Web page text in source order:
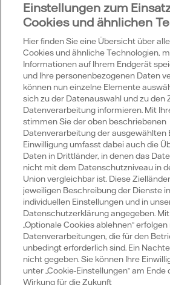
Vattenfall
Publikationen
Portale
Social Media
Youtube Xing LinkedIn X
Einstellungen zum
Cookies und ähnlichen
Hier finden Sie eine Übersicht über
Cookies und ähnliche Technologien,
Informationen auf Ihrem Endgerät
und Ihre personenbezogenen Daten
können nun einzelne Elemente
sich zu der Datenauswahl und zu den
Datenverarbeitung informieren. Mit
stimmen Sie der oben beschriebenen
Datenverarbeitung der ausgewählten
Einwilligung umfasst dabei auch die
Daten in Drittländer, in denen das
nicht mit dem Datenschutzniveau in
Union vergleichbar ist. Diese
jeweiligen Beschreibung der Dienste
individuellen Einstellungen und in
Datenschutzerklärung angegeben.
„Optionale Cookies ablehnen“
Datenverarbeitungen, die für den
unbedingt erforderlich sind. Ein
nicht gegeben. Sie können Ihre
unter „Cookie-Einstellungen“ am
Wirkung für die Zukunft